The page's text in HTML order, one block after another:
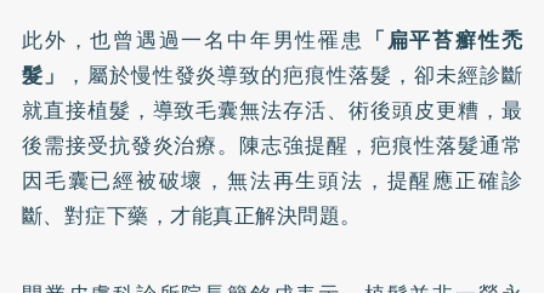
此外，也曾遇過一名中年男性罹患 「扁平苔癬性禿
髮」
，屬於慢性發炎導致的疤痕性落髮，卻未經診斷
就直接植髮，導致毛囊無法存活、術後頭皮更糟，最
後需接受抗發炎治療。陳志強提醒，疤痕性落髮通常
因毛囊已經被破壞，無法再生頭法，提醒應正確診
斷、對症下藥，才能真正解決問題。